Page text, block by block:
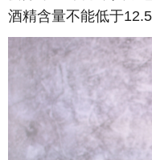
酒精含量不能低于